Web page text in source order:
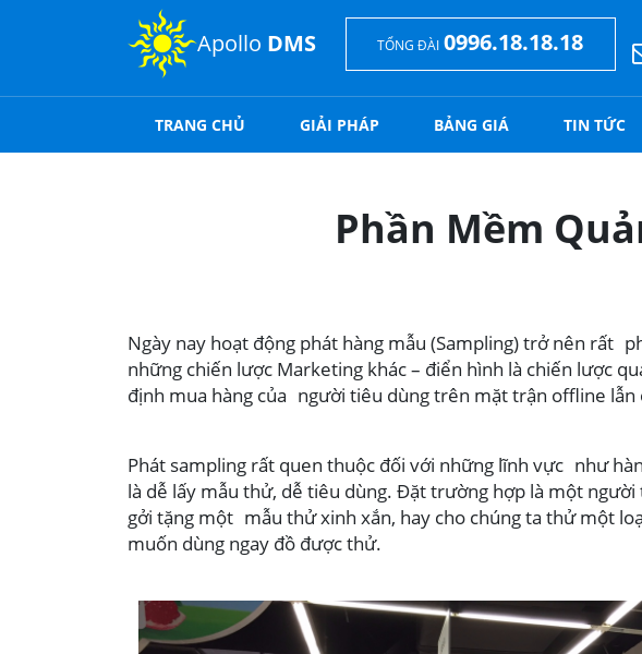
Apollo DMS TỔNG ĐÀI 0996.18.18.18
TRANG CHỦ GIẢI PHÁP BẢNG GIÁ TIN TỨC
Phần Mềm
Ngày nay hoạt động phát hàng mẫu (Sampling) trở nên rất
những chiến lược Marketing khác – điển hình là chiến lược
định mua hàng của người tiêu dùng trên mặt trận offline lẫn
Phát sampling rất quen thuộc đối với những lĩnh vực như
là dễ lấy mẫu thử, dễ tiêu dùng. Đặt trường hợp là một
gởi tặng một mẫu thử xinh xắn, hay cho chúng ta thử một
muốn dùng ngay đồ được thử.